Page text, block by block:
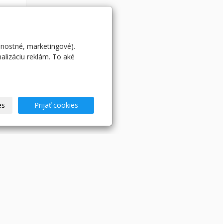
marketingové).
reklám. To aké
Prijať cookies